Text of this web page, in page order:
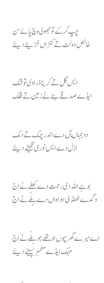
چپ کر کے تو جھولی وچ پائے سن
خالص دولت تے کنزاں خزینے دیئے
ایس گل تے کرینا ذرا وی تو شک
ایڈے صدقے بنے نے زمین تے فلک
دو جہاںآں دے اندر چمک تے دمک
ازل دے ایس نوری نگینے دیئے
بوہے اللہ دی رحمت دے کھلے نے اج
وگدے ٹھنڈی ہواواں دے ہلّے نے اج
اے میرے گھر چوں اوتھے جو ہلّے نے اج
مہک ایڈے معمبر پسینے دیئے